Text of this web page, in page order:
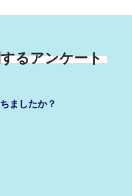
るアンケート
ましたか？